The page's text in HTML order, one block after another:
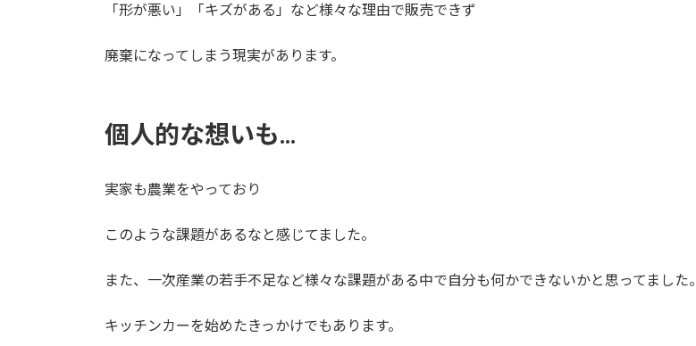
「形が悪い」「キズがある」など様々な理由で販売できず
廃棄になってしまう現実があります。
個人的な想いも...
実家も農業をやっており
このような課題があるなと感じてました。
また、一次産業の若手不足など様々な課題がある中で自分も何かできないかと思ってました。
キッチンカーを始めたきっかけでもあります。